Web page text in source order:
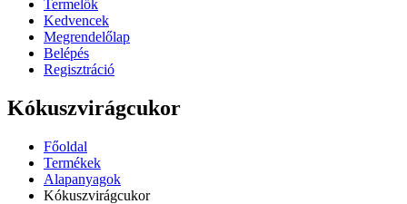
Termelők
Kedvencek
Megrendelőlap
Belépés
Regisztráció
Kókuszvirágcukor
Főoldal
Termékek
Alapanyagok
Kókuszvirágcukor